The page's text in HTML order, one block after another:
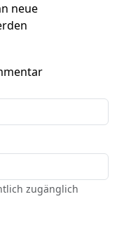
neue
zugänglich